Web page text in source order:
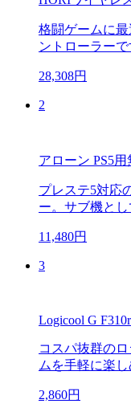
格闘ゲームに
ントローラーで
28,308円
2
アローン PS5
プレステ5対応
ー。サブ機とし
11,480円
3
Logicool G F310r
コスパ抜群の
ムを手軽に楽し
2,860円